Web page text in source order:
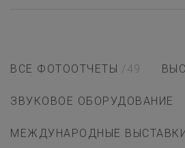
ВСЕ ФОТООТЧЕТЫ /49
ЗВУКОВОЕ ОБОРУДОВАНИЕ
МЕЖДУНАРОДНЫЕ